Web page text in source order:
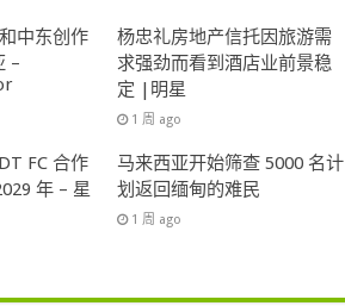
中东创作
–
杨忠礼房地产信托因旅游需
求强劲而看到酒店业前景稳
定 |明星
1 周 ago
FC 合作
年 – 星
马来西亚开始筛查 5000 名计
划返回缅甸的难民
1 周 ago